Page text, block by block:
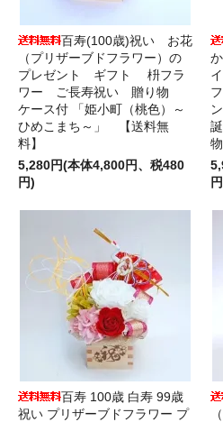
百寿(100歳)祝い お花
（プリザーブドフラワー）の
プレゼント ギフト 枡フラ
ワー ご長寿祝い 贈り物
ケース付 「姫小町（桃色）～
ひめこまち～」 【送料無
料】
5,280円(本体4,800円、税480
円)
百寿 100歳 白寿 99歳
祝い プリザーブドフラワー プ